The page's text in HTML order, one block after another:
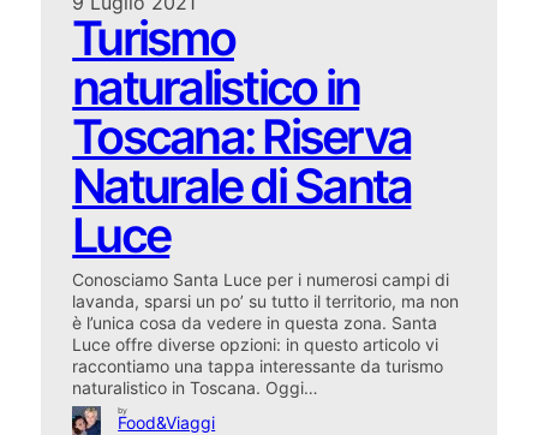
Turismo
naturalistico in
Toscana: Riserva
Naturale di Santa
Luce
Conosciamo Santa Luce per i numerosi campi di
lavanda, sparsi un po’ su tutto il territorio, ma non
è l’unica cosa da vedere in questa zona. Santa
Luce offre diverse opzioni: in questo articolo vi
raccontiamo una tappa interessante da turismo
naturalistico in Toscana. Oggi…
by
Food&Viaggi